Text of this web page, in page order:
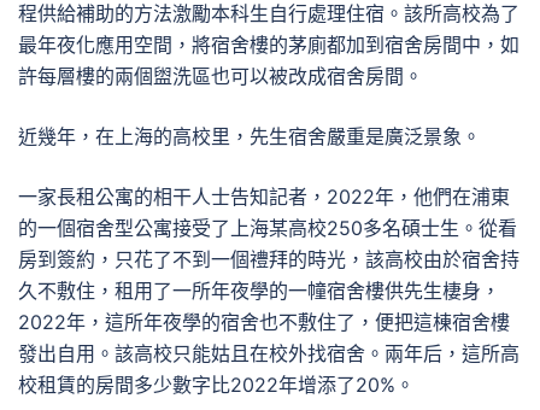
程供給補助的方法激勵本科生自行處理住宿。該所高校為了
最年夜化應用空間，將宿舍樓的茅廁都加到宿舍房間中，如
許每層樓的兩個盥洗區也可以被改成宿舍房間。
近幾年，在上海的高校里，先生宿舍嚴重是廣泛景象。
一家長租公寓的相干人士告知記者，2022年，他們在浦東
的一個宿舍型公寓接受了上海某高校250多名碩士生。從看
房到簽約，只花了不到一個禮拜的時光，該高校由於宿舍持
久不敷住，租用了一所年夜學的一幢宿舍樓供先生棲身，
2022年，這所年夜學的宿舍也不敷住了，便把這棟宿舍樓
發出自用。該高校只能姑且在校外找宿舍。兩年后，這所高
校租賃的房間多少數字比2022年增添了20%。